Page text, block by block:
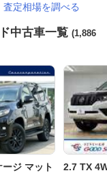
定相場を調べる
中古車一覧 (1,886
ジ マット
2.7 TX